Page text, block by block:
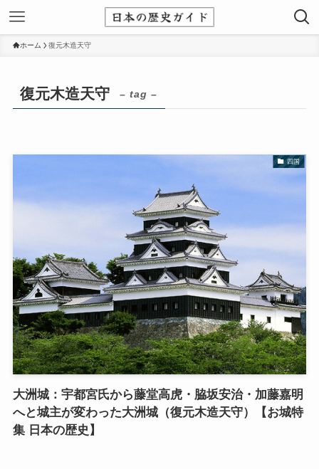
ホーム 復元木造天守
復元木造天守 – tag –
四国
大洲城：宇都宮氏から藤堂高虎・脇坂安治・加藤嘉明
へと城主が変わった大洲城（復元木造天守）【お城特
集 日本の歴史】